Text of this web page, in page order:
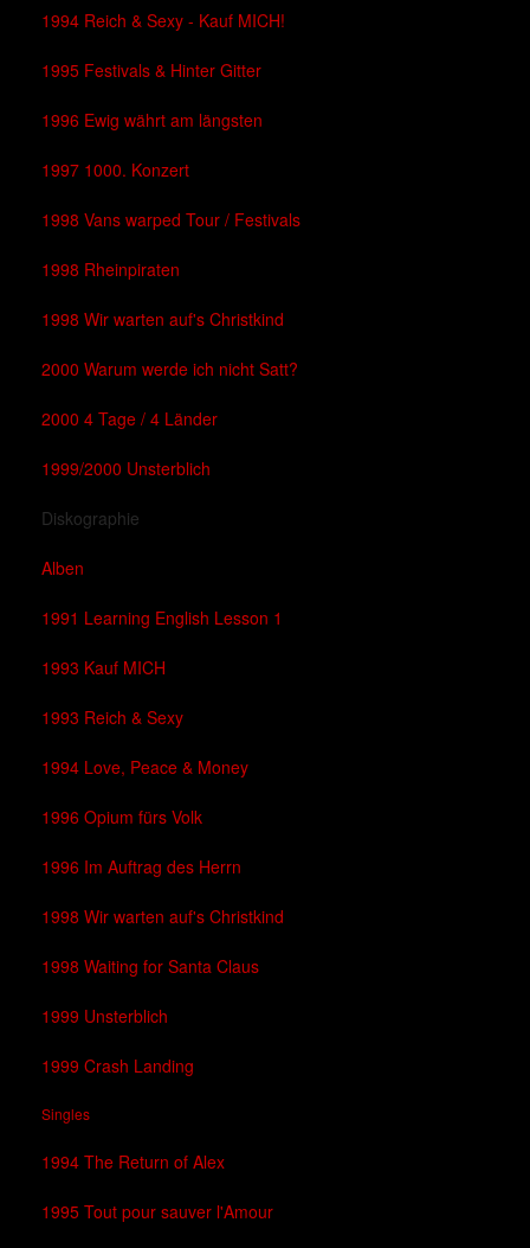
1994 Reich & Sexy - Kauf MICH!
1995 Festivals & Hinter Gitter
1996 Ewig währt am längsten
1997 1000. Konzert
1998 Vans warped Tour / Festivals
1998 Rheinpiraten
1998 Wir warten auf's Christkind
2000 Warum werde ich nicht Satt?
2000 4 Tage / 4 Länder
1999/2000 Unsterblich
Diskographie
Alben
1991 Learning English Lesson 1
1993 Kauf MICH
1993 Reich & Sexy
1994 Love, Peace & Money
1996 Opium fürs Volk
1996 Im Auftrag des Herrn
1998 Wir warten auf's Christkind
1998 Waiting for Santa Claus
1999 Unsterblich
1999 Crash Landing
Singles
1994 The Return of Alex
1995 Tout pour sauver l'Amour